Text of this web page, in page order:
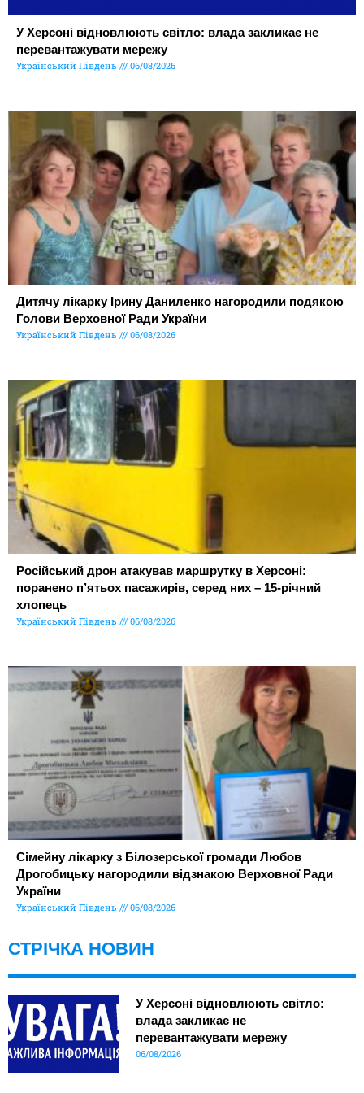
У Херсоні відновлюють світло: влада закликає не
перевантажувати мережу
Український Південь 06/08/2026
Дитячу лікарку Ірину Даниленко нагородили подякою
Голови Верховної Ради України
Український Південь 06/08/2026
Російський дрон атакував маршрутку в Херсоні:
поранено п’ятьох пасажирів, серед них – 15-річний
хлопець
Український Південь 06/08/2026
Сімейну лікарку з Білозерської громади Любов
Дрогобицьку нагородили відзнакою Верховної Ради
України
Український Південь 06/08/2026
СТРІЧКА НОВИН
У Херсоні відновлюють світло:
влада закликає не
перевантажувати мережу
06/08/2026